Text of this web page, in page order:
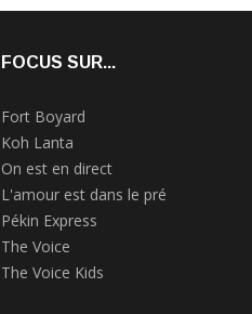
FOCUS SUR...
Fort Boyard
Koh Lanta
On est en direct
L'amour est dans le pré
Pékin Express
The Voice
The Voice Kids